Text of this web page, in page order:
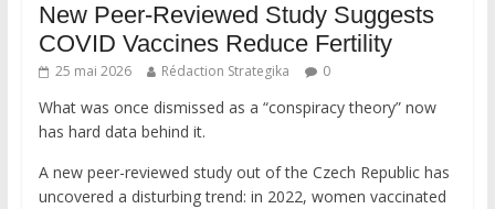
New Peer-Reviewed Study Suggests
COVID Vaccines Reduce Fertility
25 mai 2026 Rédaction Strategika 0
What was once dismissed as a “conspiracy theory” now
has hard data behind it.
A new peer-reviewed study out of the Czech Republic has
uncovered a disturbing trend: in 2022, women vaccinated